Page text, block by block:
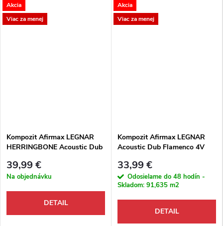
Akcia
Viac za menej
Kompozit Afirmax LEGNAR
HERRINGBONE Acoustic Dub
39,99 €
Na objednávku
DETAIL
Akcia
Viac za menej
Kompozit Afirmax LEGNAR
Acoustic Dub Flamenco 4V
33,99 €
Odosielame do 48 hodín -
Skladom: 91,635 m2
DETAIL